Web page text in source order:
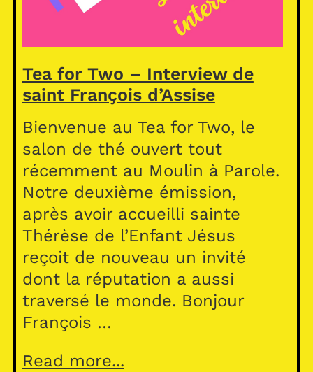
Tea for Two – Interview de
saint François d’Assise
Bienvenue au Tea for Two, le
salon de thé ouvert tout
récemment au Moulin à Parole.
Notre deuxième émission,
après avoir accueilli sainte
Thérèse de l’Enfant Jésus
reçoit de nouveau un invité
dont la réputation a aussi
traversé le monde. Bonjour
François …
Read more...